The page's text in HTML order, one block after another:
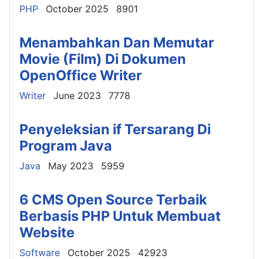
Details
PHP October 2025 8901
Menambahkan Dan Memutar
Movie (Film) Di Dokumen
OpenOffice Writer
Details
Writer June 2023 7778
Penyeleksian if Tersarang Di
Program Java
Details
Java May 2023 5959
6 CMS Open Source Terbaik
Berbasis PHP Untuk Membuat
Website
Details
Software October 2025 42923